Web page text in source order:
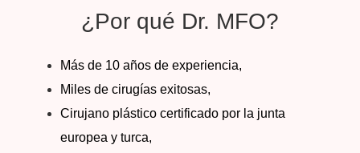
¿Por qué Dr. MFO?
Más de 10 años de experiencia,
Miles de cirugías exitosas,
Cirujano plástico certificado por la junta
europea y turca,